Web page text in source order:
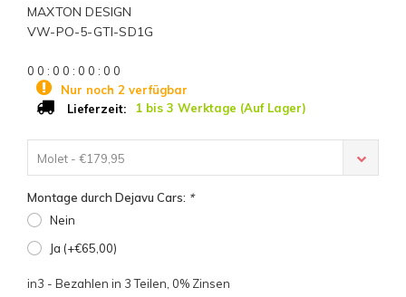
MAXTON DESIGN
VW-PO-5-GTI-SD1G
0 0 : 0 0 : 0 0 : 0 0
Nur noch 2 verfügbar
Lieferzeit:
1 bis 3 Werktage (Auf Lager)
Molet - €179,95
Montage durch Dejavu Cars: *
Nein
Ja (+€65,00)
in3 - Bezahlen in 3 Teilen, 0% Zinsen